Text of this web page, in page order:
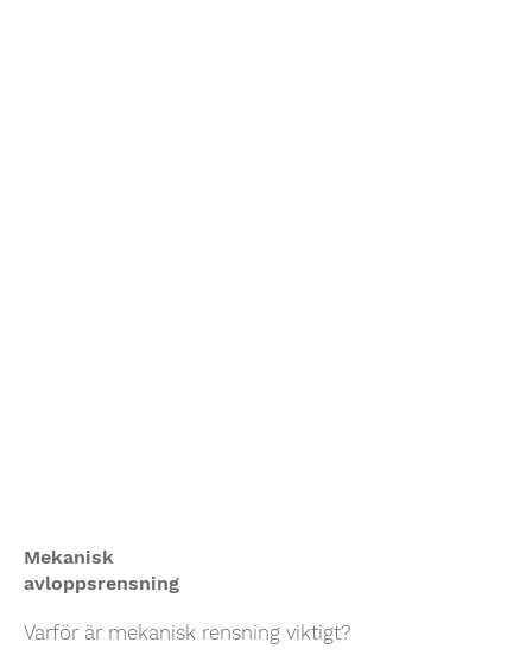
Mekanisk
avloppsrensning
Varför är mekanisk rensning viktigt?